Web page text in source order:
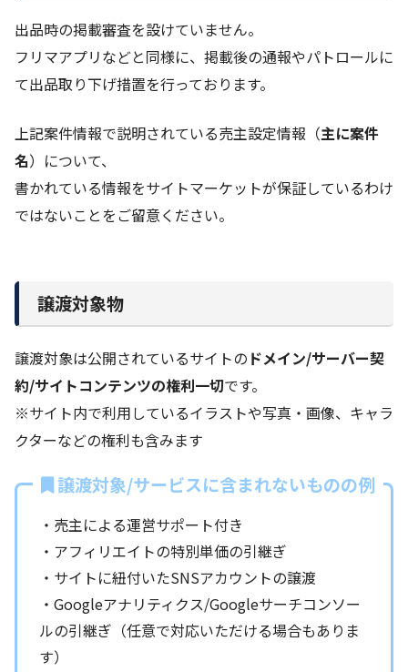
出品時の掲載審査を設けていません。
フリマアプリなどと同様に、掲載後の通報やパトロールに
て出品取り下げ措置を行っております。
上記案件情報で説明されている売主設定情報（主に案件
名）について、
書かれている情報をサイトマーケットが保証しているわけ
ではないことをご留意ください。
譲渡対象物
譲渡対象は公開されているサイトの ドメイン/サーバー契
約/サイトコンテンツの権利一切です。
※サイト内で利用しているイラストや写真・画像、キャラ
クターなどの権利も含みます
譲渡対象/サービスに含まれないものの例
・売主による運営サポート付き
・アフィリエイトの特別単価の引継ぎ
・サイトに紐付いたSNSアカウントの譲渡
・Googleアナリティクス/Googleサーチコンソー
ルの引継ぎ（任意で対応いただける場合もありま
す）